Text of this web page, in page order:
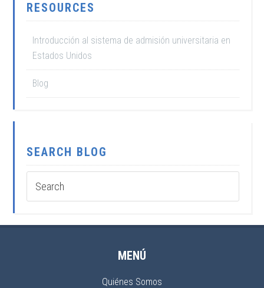
RESOURCES
Introducción al sistema de admisión universitaria en
Estados Unidos
Blog
SEARCH BLOG
MENÚ
Quiénes Somos